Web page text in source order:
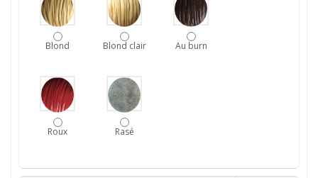
Blond Blond clair Au burn
Roux Rasé